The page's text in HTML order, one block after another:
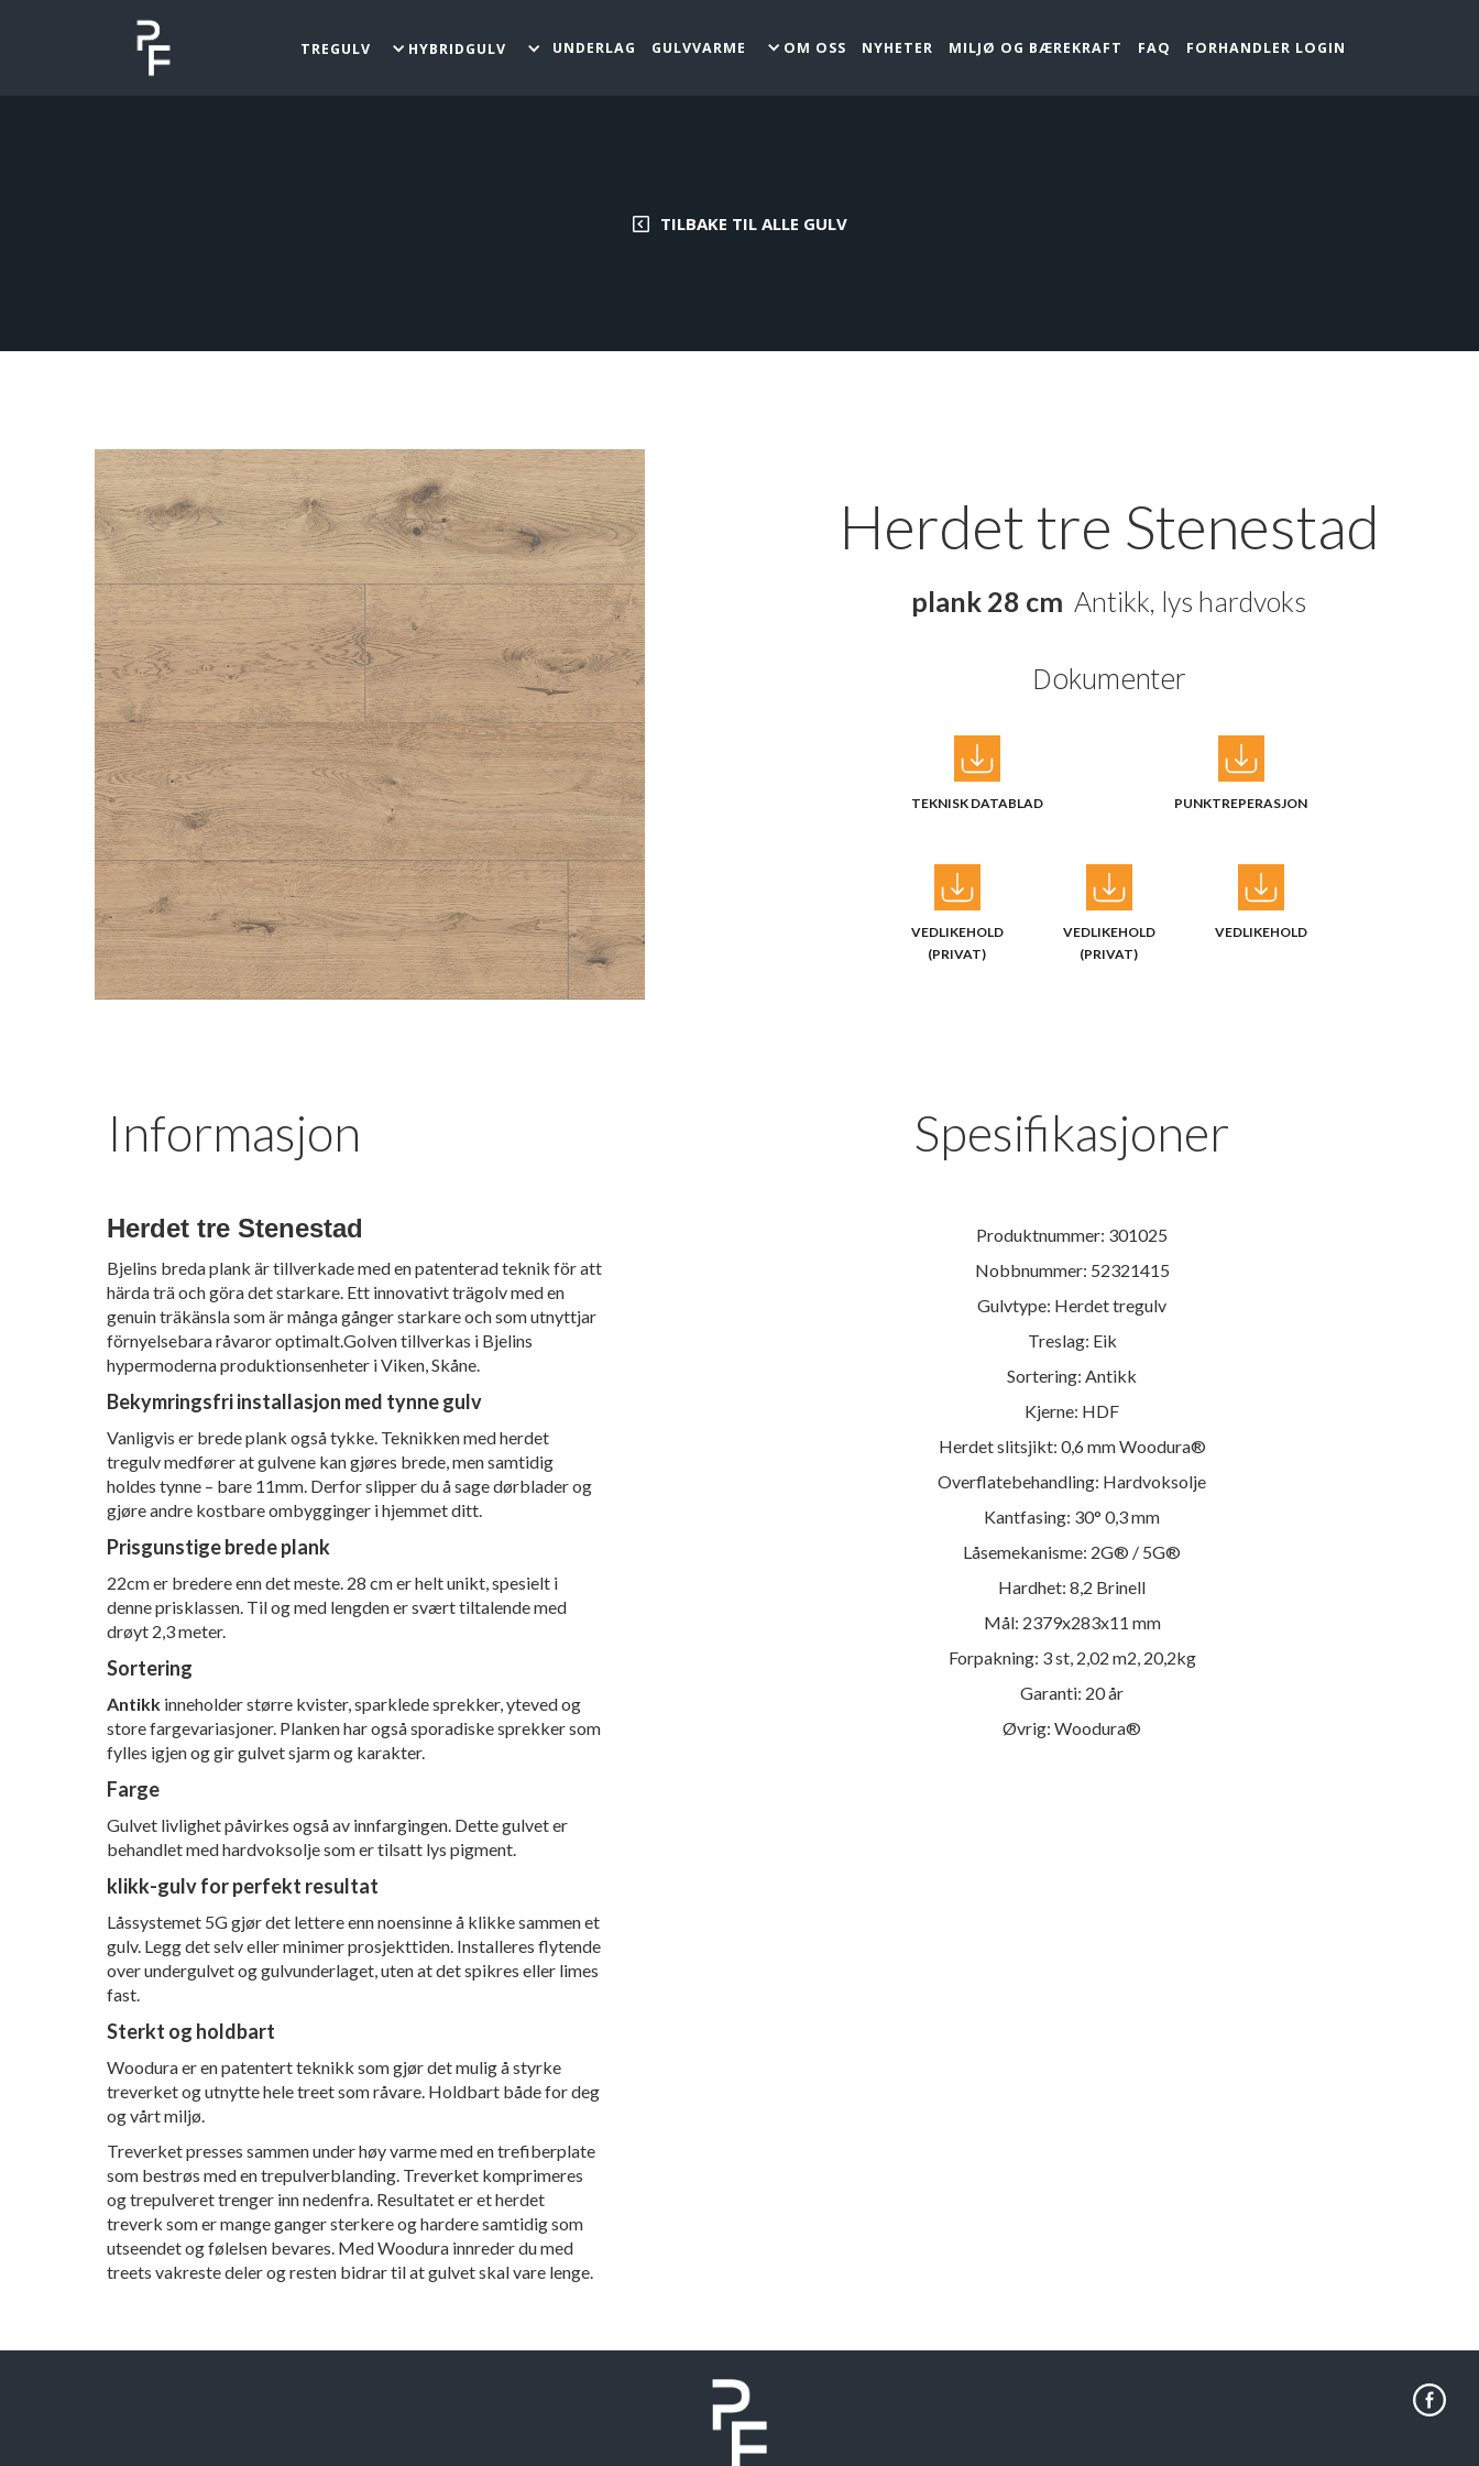
TREGULV HYBRIDGULV UNDERLAG GULVVARME OM OSS NYHETER MILJØ OG BÆREKRAFT FAQ FORHANDLER LOGIN
TILBAKE TIL ALLE GULV
Herdet tre Stenestad
plank 28 cm Antikk, lys hardvoks
Dokumenter
TEKNISK DATABLAD PUNKTREPERASJON
VEDLIKEHOLD
(PRIVAT)
VEDLIKEHOLD
(PRIVAT)
VEDLIKEHOLD
Informasjon
Herdet tre Stenestad
Bjelins breda plank är tillverkade med en patenterad teknik för att
härda trä och göra det starkare. Ett innovativt trägolv med en
genuin träkänsla som är många gånger starkare och som utnyttjar
förnyelsebara råvaror optimalt.Golven tillverkas i Bjelins
hypermoderna produktionsenheter i Viken, Skåne.
Bekymringsfri installasjon med tynne gulv
Vanligvis er brede plank også tykke. Teknikken med herdet
tregulv medfører at gulvene kan gjøres brede, men samtidig
holdes tynne – bare 11mm. Derfor slipper du å sage dørblader og
gjøre andre kostbare ombygginger i hjemmet ditt.
Prisgunstige brede plank
22cm er bredere enn det meste. 28 cm er helt unikt, spesielt i
denne prisklassen. Til og med lengden er svært tiltalende med
drøyt 2,3 meter.
Sortering
Antikk inneholder større kvister, sparklede sprekker, yteved og
store fargevariasjoner. Planken har også sporadiske sprekker som
fylles igjen og gir gulvet sjarm og karakter.
Farge
Gulvet livlighet påvirkes også av innfargingen. Dette gulvet er
behandlet med hardvoksolje som er tilsatt lys pigment.
klikk-gulv for perfekt resultat
Låssystemet 5G gjør det lettere enn noensinne å klikke sammen et
gulv. Legg det selv eller minimer prosjekttiden. Installeres flytende
over undergulvet og gulvunderlaget, uten at det spikres eller limes
fast.
Sterkt og holdbart
Woodura er en patentert teknikk som gjør det mulig å styrke
treverket og utnytte hele treet som råvare. Holdbart både for deg
og vårt miljø.
Treverket presses sammen under høy varme med en trefiberplate
som bestrøs med en trepulverblanding. Treverket komprimeres
og trepulveret trenger inn nedenfra. Resultatet er et herdet
treverk som er mange ganger sterkere og hardere samtidig som
utseendet og følelsen bevares. Med Woodura innreder du med
treets vakreste deler og resten bidrar til at gulvet skal vare lenge.
Spesifikasjoner
Produktnummer: 301025
Nobbnummer: 52321415
Gulvtype: Herdet tregulv
Treslag: Eik
Sortering: Antikk
Kjerne: HDF
Herdet slitsjikt: 0,6 mm Woodura®
Overflatebehandling: Hardvoksolje
Kantfasing: 30° 0,3 mm
Låsemekanisme: 2G® / 5G®
Hardhet: 8,2 Brinell
Mål: 2379x283x11 mm
Forpakning: 3 st, 2,02 m2, 20,2kg
Garanti: 20 år
Øvrig: Woodura®